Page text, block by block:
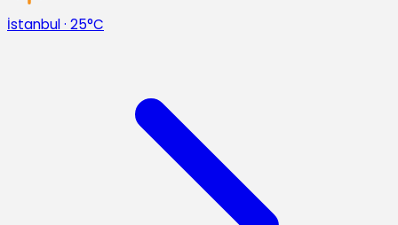
İstanbul· 25°C